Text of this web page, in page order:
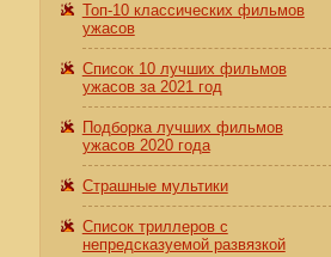
Топ-10 классических фильмов
ужасов
Список 10 лучших фильмов
ужасов за 2021 год
Подборка лучших фильмов
ужасов 2020 года
Страшные мультики
Список триллеров с
непредсказуемой развязкой